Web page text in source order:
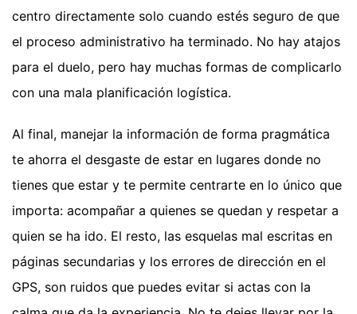
centro directamente solo cuando estés seguro de que
el proceso administrativo ha terminado. No hay atajos
para el duelo, pero hay muchas formas de complicarlo
con una mala planificación logística.
Al final, manejar la información de forma pragmática
te ahorra el desgaste de estar en lugares donde no
tienes que estar y te permite centrarte en lo único que
importa: acompañar a quienes se quedan y respetar a
quien se ha ido. El resto, las esquelas mal escritas en
páginas secundarias y los errores de dirección en el
GPS, son ruidos que puedes evitar si actas con la